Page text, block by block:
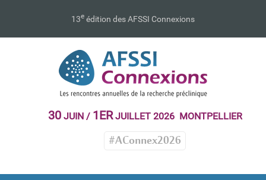
13e édition des AFSSI Connexions
30JUIN / 1ERJUILLET 2026 MONTPELLIER
#AConnex2026